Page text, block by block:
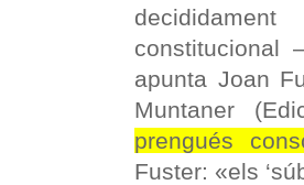
apunta Joan
Muntaner
prengués
Fuster: «els